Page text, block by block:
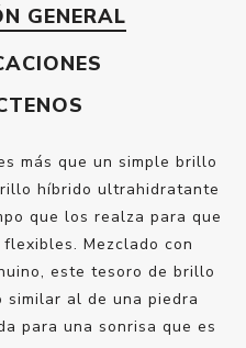
GENERAL
más que un simple brillo
híbrido ultrahidratante
que los realza para que
Mezclado con
este tesoro de brillo
al de una piedra
para una sonrisa que es